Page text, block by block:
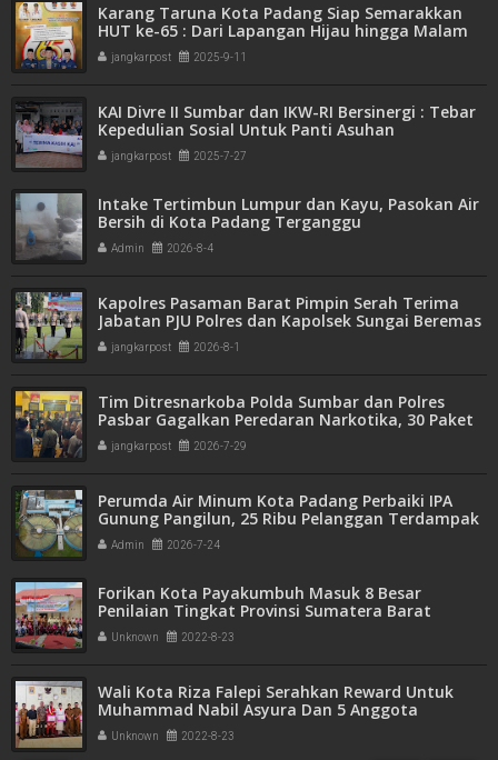
Karang Taruna Kota Padang Siap Semarakkan
HUT ke-65 : Dari Lapangan Hijau hingga Malam
Kebersamaan
jangkarpost 2025-9-11
KAI Divre II Sumbar dan IKW-RI Bersinergi : Tebar
Kepedulian Sosial Untuk Panti Asuhan
jangkarpost 2025-7-27
Intake Tertimbun Lumpur dan Kayu, Pasokan Air
Bersih di Kota Padang Terganggu
Admin 2026-8-4
Kapolres Pasaman Barat Pimpin Serah Terima
Jabatan PJU Polres dan Kapolsek Sungai Beremas
jangkarpost 2026-8-1
Tim Ditresnarkoba Polda Sumbar dan Polres
Pasbar Gagalkan Peredaran Narkotika, 30 Paket
Ganja Kering Siap Edar Disita
jangkarpost 2026-7-29
Perumda Air Minum Kota Padang Perbaiki IPA
Gunung Pangilun, 25 Ribu Pelanggan Terdampak
Penyesuaian
Admin 2026-7-24
Forikan Kota Payakumbuh Masuk 8 Besar
Penilaian Tingkat Provinsi Sumatera Barat
Unknown 2022-8-23
Wali Kota Riza Falepi Serahkan Reward Untuk
Muhammad Nabil Asyura Dan 5 Anggota
Paskibraka
Unknown 2022-8-23